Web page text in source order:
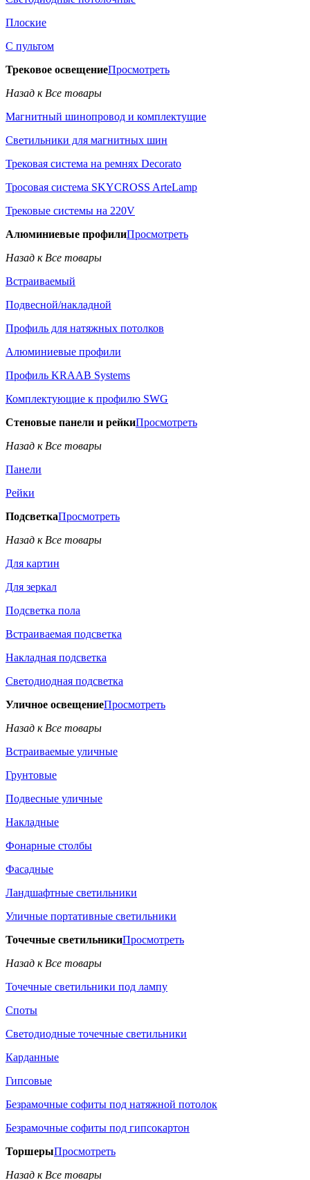
Плоские
С пультом
Трековое освещениеПросмотреть
Назад к Все товары
Магнитный шинопровод и комплектущие
Светильники для магнитных шин
Трековая система на ремнях Decorato
Тросовая система SKYCROSS ArteLamp
Трековые системы на 220V
Алюминиевые профилиПросмотреть
Назад к Все товары
Встраиваемый
Подвесной/накладной
Профиль для натяжных потолков
Алюминиевые профили
Профиль KRAAB Systems
Комплектующие к профилю SWG
Стеновые панели и рейкиПросмотреть
Назад к Все товары
Панели
Рейки
ПодсветкаПросмотреть
Назад к Все товары
Для картин
Для зеркал
Подсветка пола
Встраиваемая подсветка
Накладная подсветка
Светодиодная подсветка
Уличное освещениеПросмотреть
Назад к Все товары
Встраиваемые уличные
Грунтовые
Подвесные уличные
Накладные
Фонарные столбы
Фасадные
Ландшафтные светильники
Уличные портативные светильники
Точечные светильникиПросмотреть
Назад к Все товары
Точечные светильники под лампу
Споты
Светодиодные точечные светильники
Карданные
Гипсовые
Безрамочные софиты под натяжной потолок
Безрамочные софиты под гипсокартон
ТоршерыПросмотреть
Назад к Все товары